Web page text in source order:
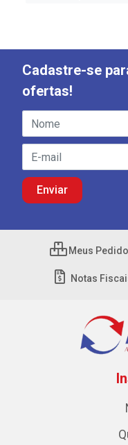
Cadastre-se
ofertas!
Meus
Notas